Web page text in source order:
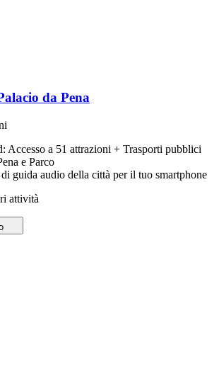
da Pena
Accesso a 51 attrazioni + Trasporti pubblici
e Parco
guida audio della città per il tuo smartphone
attività